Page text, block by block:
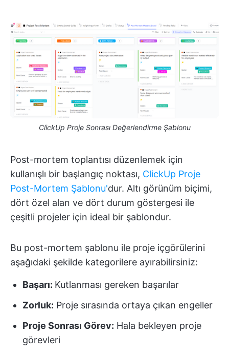
ClickUp Proje Sonrası Değerlendirme Şablonu
Post-mortem toplantısı düzenlemek için
kullanışlı bir başlangıç noktası, ClickUp Proje
Post-Mortem Şablonu'dur. Altı görünüm biçimi,
dört özel alan ve dört durum göstergesi ile
çeşitli projeler için ideal bir şablondur.
Bu post-mortem şablonu ile proje içgörülerini
aşağıdaki şekilde kategorilere ayırabilirsiniz:
Başarı: Kutlanması gereken başarılar
Zorluk: Proje sırasında ortaya çıkan engeller
Proje Sonrası Görev: Hala bekleyen proje
görevleri